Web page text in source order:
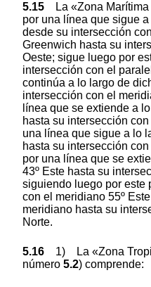
5.15
La «Zona
por una línea que sigue
desde su intersección
Greenwich hasta su
Oeste; sigue luego por
intersección con el
continúa a lo largo de
intersección con el
línea que se extiende a
hasta su intersección
una línea que sigue a lo
hasta su intersección
por una línea que se
43º Este hasta su
siguiendo luego por este
con el meridiano 55º
meridiano hasta su
Norte.
5.16
1) La «Zona
número 5.2) comprende: